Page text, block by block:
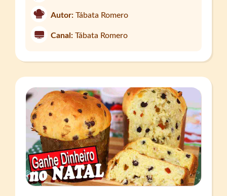
Autor: Tábata Romero
Canal: Tábata Romero